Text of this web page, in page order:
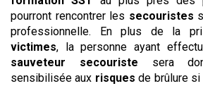
pourront rencontrer les secouristes
professionnelle. En plus de la
victimes, la personne ayant
sauveteur secouriste sera
sensibilisée aux risques de brûlure